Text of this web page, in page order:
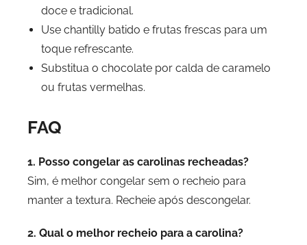
doce e tradicional.
Use chantilly batido e frutas frescas para um
toque refrescante.
Substitua o chocolate por calda de caramelo
ou frutas vermelhas.
FAQ
1. Posso congelar as carolinas recheadas?
Sim, é melhor congelar sem o recheio para
manter a textura. Recheie após descongelar.
2. Qual o melhor recheio para a carolina?